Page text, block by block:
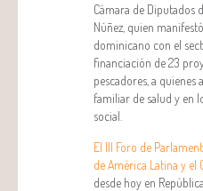
Cámara de Diputados
Núñez, quien
dominicano con el
financiación de 23
pescadores, a quienes
familiar de salud y en
social.
El III Foro de
de América Latina y el
desde hoy en